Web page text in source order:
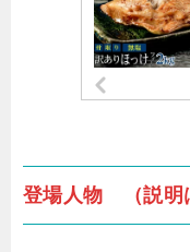
登場人物 （説明